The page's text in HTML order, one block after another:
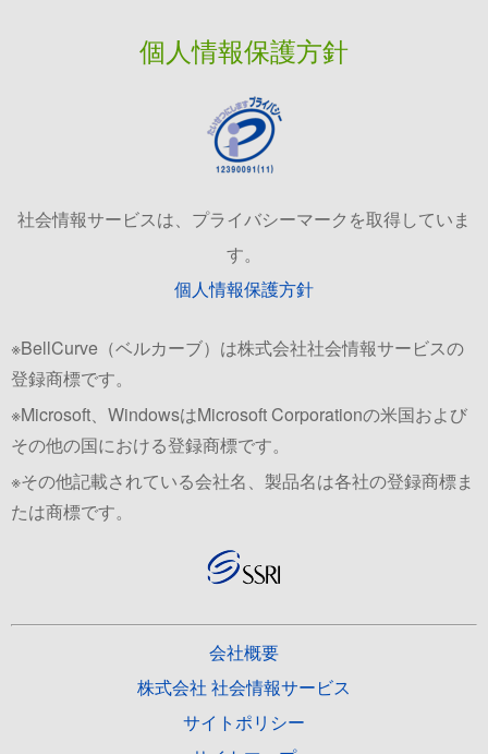
個人情報保護方針
社会情報サービスは、プライバシーマークを取得していま
す。
個人情報保護方針
※BellCurve（ベルカーブ）は株式会社社会情報サービスの
登録商標です。
※Microsoft、WindowsはMicrosoft Corporationの米国および
その他の国における登録商標です。
※その他記載されている会社名、製品名は各社の登録商標ま
たは商標です。
会社概要
株式会社 社会情報サービス
サイトポリシー